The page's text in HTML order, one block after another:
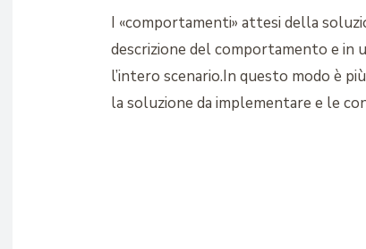
I «comportamenti» attesi della
descrizione del comportamento e in
l’intero scenario.In questo modo è
la soluzione da implementare e le